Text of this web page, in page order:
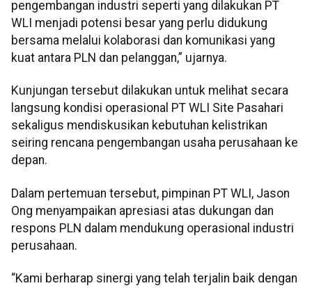
pengembangan industri seperti yang dilakukan PT
WLI menjadi potensi besar yang perlu didukung
bersama melalui kolaborasi dan komunikasi yang
kuat antara PLN dan pelanggan,” ujarnya.
Kunjungan tersebut dilakukan untuk melihat secara
langsung kondisi operasional PT WLI Site Pasahari
sekaligus mendiskusikan kebutuhan kelistrikan
seiring rencana pengembangan usaha perusahaan ke
depan.
Dalam pertemuan tersebut, pimpinan PT WLI, Jason
Ong menyampaikan apresiasi atas dukungan dan
respons PLN dalam mendukung operasional industri
perusahaan.
“Kami berharap sinergi yang telah terjalin baik dengan